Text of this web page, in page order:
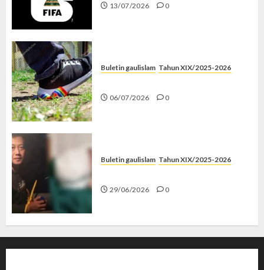
13/07/2026 0
Buletin gaulislam Tahun XIX/2025-2026
06/07/2026 0
Buletin gaulislam Tahun XIX/2025-2026
29/06/2026 0